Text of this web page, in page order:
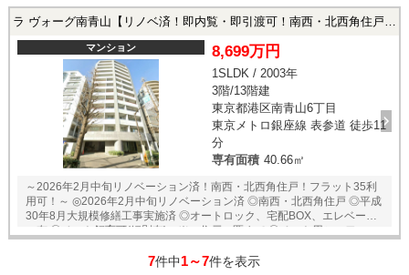
防犯カメラ宅配ボックス ◎132戸のビックコミュニティ！ ◎24時間ゴミ
レス水栓） ■ユニットバス（浴室換気乾燥暖房機・追焚機能付オートバ
ス） 洗面化粧台・トイレ・給湯器・照明・スイッチ・インターホン フロ
ーリング・床・建具 エアコン3基・ウッドデッキ新設！
マンション 8,699万円
1SLDK / 2003年
3階/13階建
東京都港区南青山6丁目
東京メトロ銀座線 表参道 徒歩11
分
専有面積 40.66㎡
～2026年2月中旬リノベーション済！南西・北西角住戸！フラット35利
用可！～ ◎2026年2月中旬リノベーション済 ◎南西・北西角住戸 ◎平成
30年8月大規模修繕工事実施済 ◎オートロック、宅配BOX、エレベータ
ー有 ◎ペット飼育可(細則有) ※一住戸一匹まで ◎ペット用シャワーコー
7件中1～7件を表示